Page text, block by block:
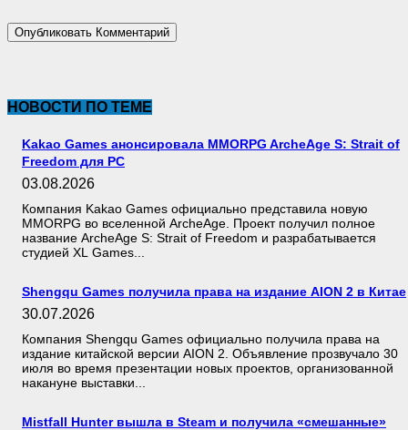
НОВОСТИ ПО ТЕМЕ
Kakao Games анонсировала MMORPG ArcheAge S: Strait of
Freedom для PC
03.08.2026
Компания Kakao Games официально представила новую
MMORPG во вселенной ArcheAge. Проект получил полное
название ArcheAge S: Strait of Freedom и разрабатывается
студией XL Games...
Shengqu Games получила права на издание AION 2 в Китае
30.07.2026
Компания Shengqu Games официально получила права на
издание китайской версии AION 2. Объявление прозвучало 30
июля во время презентации новых проектов, организованной
накануне выставки...
Mistfall Hunter вышла в Steam и получила «смешанные»